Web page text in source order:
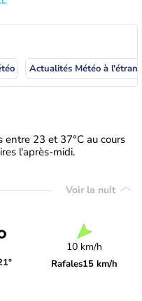
entre 23 et 37°C au cours
l'après-midi.
Voir la nuit
10 km/h
Rafales15 km/h